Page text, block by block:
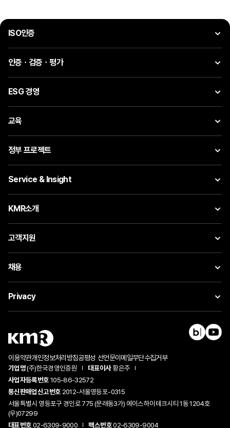
ISO인증
인증ㆍ검증ㆍ평가
ESG 경영
교육
정부 프로젝트
Service & Insight
KMR소개
고객지원
채용
Privacy
이용약관개인정보처리방침공평성 선언문이메일무단수집거부
기업명(주)한국경영인증원 대표이사황은주
사업자등록번호105-86-32572
통신판매업신고번호 2012-서울영등포-0315
서울특별시 영등포구 경인로 775 (문래동3가) 에이스하이테크시티 1동 1204호
(우)07299
대표번호02-6309-9000 팩스번호02-6309-9004